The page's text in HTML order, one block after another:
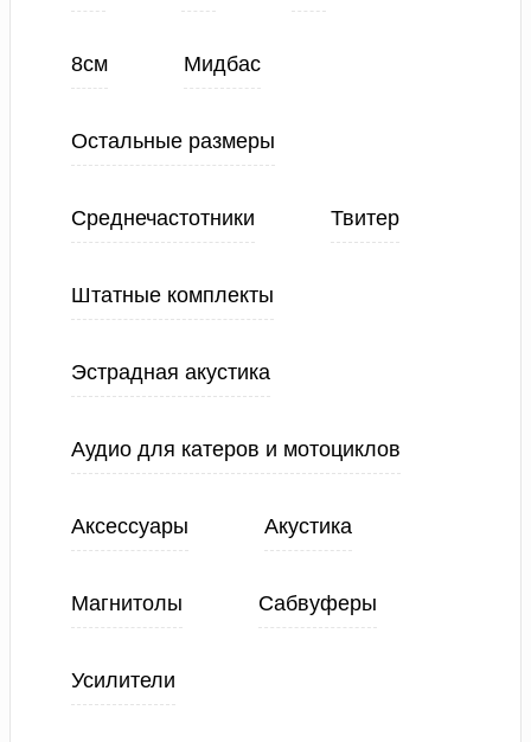
8см Мидбас
Остальные размеры
Среднечастотники Твитер
Штатные комплекты
Эстрадная акустика
Аудио для катеров и мотоциклов
Аксессуары Акустика
Магнитолы Сабвуферы
Усилители